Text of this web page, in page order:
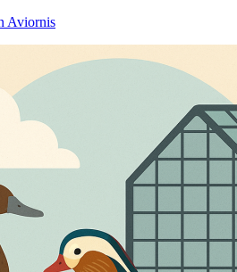
Aviornis